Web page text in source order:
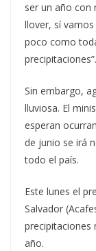
ser un año con
llover, sí
poco como
precipitaciones”.
Sin embargo,
lluviosa. El
esperan
de junio se irá
todo el país.
Este lunes el
Salvador
precipitaciones
año.